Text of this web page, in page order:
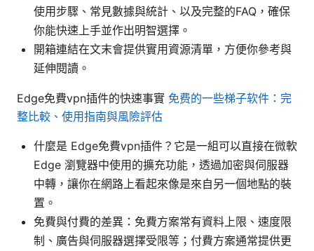
使用步驟、常見數據與統計、以及完整的FAQ，確保
你能快速上手並作出明智選擇。
開箱連結在文末會提供實用資源清單，方便你參考與
延伸閱讀。
Edge免費vpn插件的快速事實 免费的一些梯子软件：完
整比較、使用指南與風險評估
什麼是 Edge免費vpn插件？它是一組可以直接在微軟
Edge 瀏覽器中使用的擴充功能，透過加密與伺服器
中轉，讓你在網路上看起來像是來自另一個地點的裝
置。
免費與付費的差異：免費方案常有資料上限、速度限
制、廣告與伺服器選擇受限等；付費方案通常提供更